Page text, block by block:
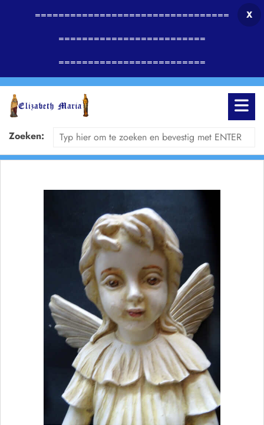
=================================
=========================
=========================
X
Zoeken: